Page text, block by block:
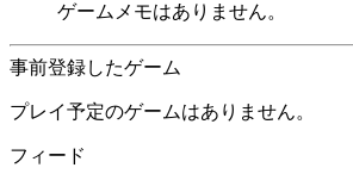
ゲームメモはありません。
事前登録したゲーム
プレイ予定のゲームはありません。
フィード